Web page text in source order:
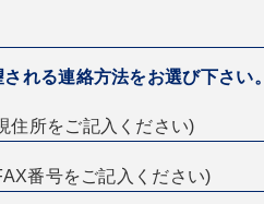
れる連絡方法をお選び下さい。
住所をご記入ください)
番号をご記入ください)